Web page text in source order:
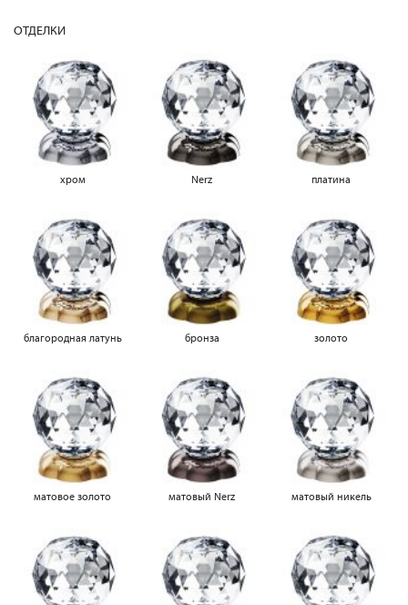
ОТДЕЛКИ
хром Nerz платина
благородная латунь бронза золото
матовое золото матовый Nerz матовый никель